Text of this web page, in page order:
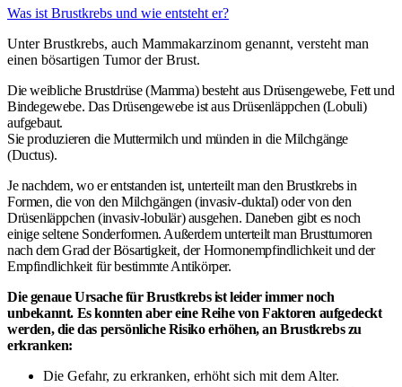
Was ist Brustkrebs und wie entsteht er?
Unter Brustkrebs, auch Mammakarzinom genannt, versteht man
einen bösartigen Tumor der Brust.
Die weibliche Brustdrüse (Mamma) besteht aus Drüsengewebe, Fett und
Bindegewebe. Das Drüsengewebe ist aus Drüsenläppchen (Lobuli)
aufgebaut.
Sie produzieren die Muttermilch und münden in die Milchgänge
(Ductus).
Je nachdem, wo er entstanden ist, unterteilt man den Brustkrebs in
Formen, die von den Milchgängen (invasiv-duktal) oder von den
Drüsenläppchen (invasiv-lobulär) ausgehen. Daneben gibt es noch
einige seltene Sonderformen. Außerdem unterteilt man Brusttumoren
nach dem Grad der Bösartigkeit, der Hormonempfindlichkeit und der
Empfindlichkeit für bestimmte Antikörper.
Die genaue Ursache für Brustkrebs ist leider immer noch
unbekannt. Es konnten aber eine Reihe von Faktoren aufgedeckt
werden, die das persönliche Risiko erhöhen, an Brustkrebs zu
erkranken:
Die Gefahr, zu erkranken, erhöht sich mit dem Alter.